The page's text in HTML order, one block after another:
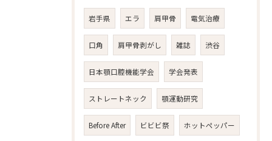
岩手県 エラ 肩甲骨 電気治療
口角 肩甲骨剥がし 雑誌 渋谷
日本顎口腔機能学会 学会発表
ストレートネック 顎運動研究
Before After ビビビ祭 ホットペッパー